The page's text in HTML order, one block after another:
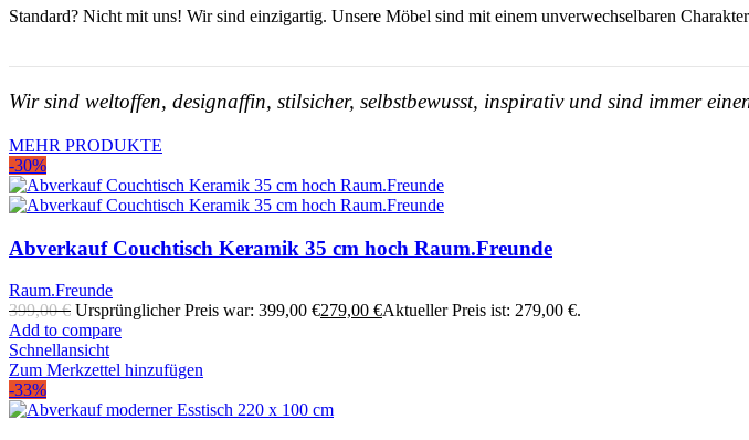
Standard? Nicht mit uns! Wir sind einzigartig. Unsere Möbel sind mit einem unverwechselbaren
Wir sind weltoffen, designaffin, stilsicher, selbstbewusst, inspirativ und sind immer
MEHR PRODUKTE
-30%
Abverkauf Couchtisch Keramik 35 cm hoch Raum.Freunde
Raum.Freunde
399,00€ Ursprünglicher Preis war: 399,00 €279,00 €Aktueller Preis ist: 279,00 €.
Add to compare
Schnellansicht
Zum Merkzettel hinzufügen
-33%